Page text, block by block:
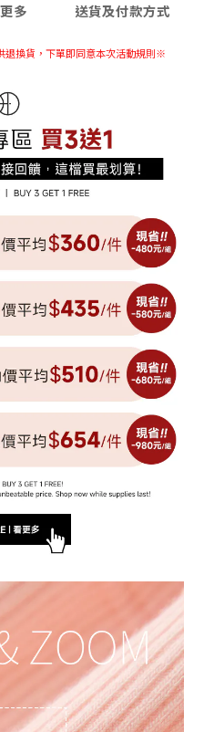
多 送貨及付款方式
退換貨，下單即同意本次活動規則※